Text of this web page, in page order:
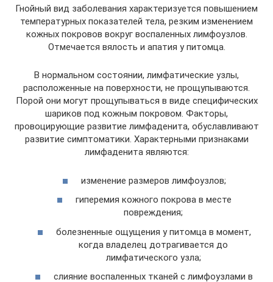
Гнойный вид заболевания характеризуется повышением
температурных показателей тела, резким изменением
кожных покровов вокруг воспаленных лимфоузлов.
Отмечается вялость и апатия у питомца.
В нормальном состоянии, лимфатические узлы,
расположенные на поверхности, не прощупываются.
Порой они могут прощупываться в виде специфических
шариков под кожным покровом. Факторы,
провоцирующие развитие лимфаденита, обуславливают
развитие симптоматики. Характерными признаками
лимфаденита являются:
изменение размеров лимфоузлов;
гиперемия кожного покрова в месте
повреждения;
болезненные ощущения у питомца в момент,
когда владелец дотрагивается до
лимфатического узла;
слияние воспаленных тканей с лимфоузлами в